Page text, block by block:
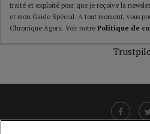
traité et exploité pour que je reçoive la
et mon Guide Spécial. A tout moment, vous
Chronique Agora. Voir notre Politique de